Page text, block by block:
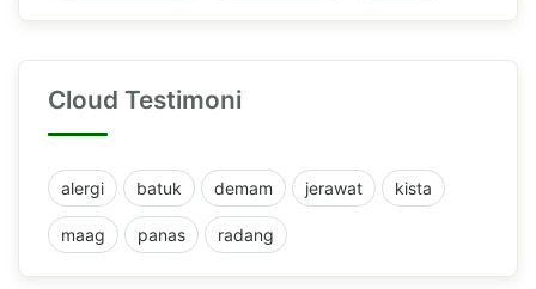
Cloud Testimoni
alergi batuk demam jerawat kista
maag panas radang